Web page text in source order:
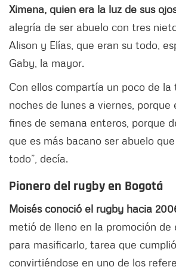
Ximena, quien era la luz de sus
alegría de ser abuelo con tres
Alison y Elías, que eran su todo,
Gaby, la mayor.
Con ellos compartía un poco de la
noches de lunes a viernes, porque
fines de semana enteros, porque
que es más bacano ser abuelo
todo”, decía.
Pionero del rugby en Bogotá
Moisés conoció el rugby hacia
metió de lleno en la promoción de
para masificarlo, tarea que
convirtiéndose en uno de los